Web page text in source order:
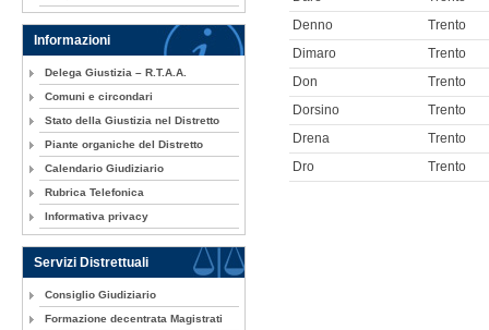
Denno Trento
Dimaro Trento
Don Trento
Dorsino Trento
Drena Trento
Dro Trento
Informazioni
Delega Giustizia – R.T.A.A.
Comuni e circondari
Stato della Giustizia nel Distretto
Piante organiche del Distretto
Calendario Giudiziario
Rubrica Telefonica
Informativa privacy
Servizi Distrettuali
Consiglio Giudiziario
Formazione decentrata Magistrati